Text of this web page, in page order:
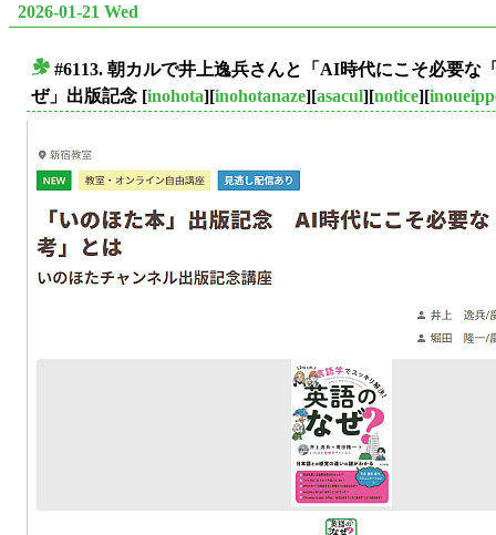
2026-01-21 Wed
#6113. 朝カルで井上逸兵さんと「AI時代にこそ必要な
ぜ」出版記念 [inohota][inohotanaze][asacul][notice][